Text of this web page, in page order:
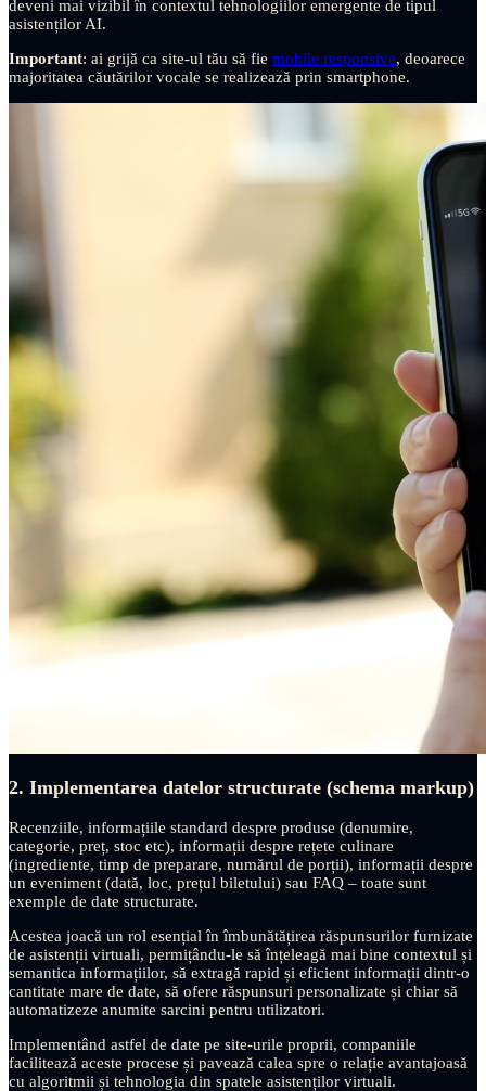
deveni mai vizibil în contextul tehnologiilor emergente de tipul
asistenților AI.
Important: ai grijă ca site-ul tău să fie mobile responsive, deoarece
majoritatea căutărilor vocale se realizează prin smartphone.
2. Implementarea datelor structurate (schema markup)
Recenziile, informațiile standard despre produse (denumire,
categorie, preț, stoc etc), informații despre rețete culinare
(ingrediente, timp de preparare, numărul de porții), informații despre
un eveniment (dată, loc, prețul biletului) sau FAQ – toate sunt
exemple de date structurate.
Acestea joacă un rol esențial în îmbunătățirea răspunsurilor furnizate
de asistenții virtuali, permițându-le să înțeleagă mai bine contextul și
semantica informațiilor, să extragă rapid și eficient informații dintr-o
cantitate mare de date, să ofere răspunsuri personalizate și chiar să
automatizeze anumite sarcini pentru utilizatori.
Implementând astfel de date pe site-urile proprii, companiile
facilitează aceste procese și pavează calea spre o relație avantajoasă
cu algoritmii și tehnologia din spatele asistenților virtuali.